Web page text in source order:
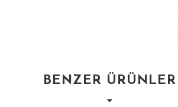
BENZER ÜRÜNLER